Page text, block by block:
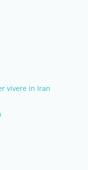
vivere in Iran